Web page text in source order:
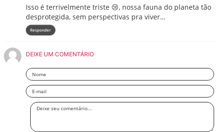
Isso é terrivelmente triste 😢, nossa fauna do planeta tão
desprotegida, sem perspectivas pra viver…
Responder
DEIXE UM COMENTÁRIO
Nome
Email
Deixe